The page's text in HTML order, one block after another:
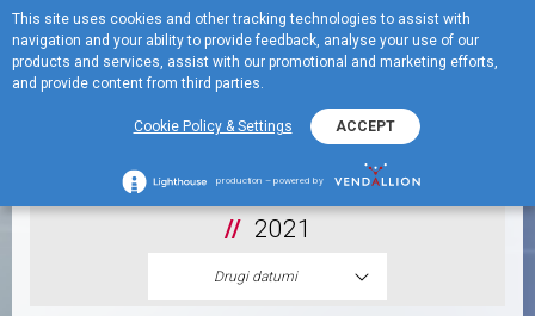
Menu
EN
Finansijske informacije
2021
Drugi datumi
This site uses cookies and other tracking technologies to assist with
navigation and your ability to provide feedback, analyse your use of our
products and services, assist with our promotional and marketing efforts,
and provide content from third parties.
Cookie Policy & Settings ACCEPT
production – powered by